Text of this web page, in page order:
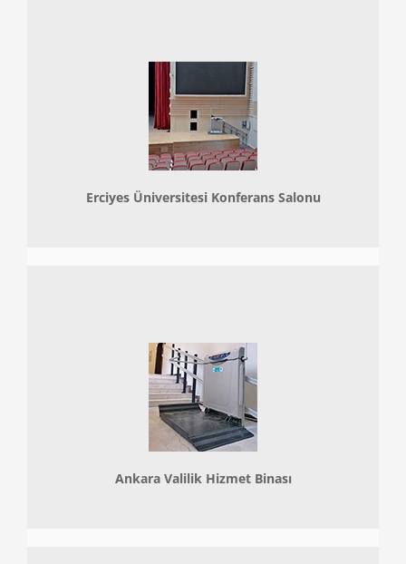
Erciyes Üniversitesi Konferans Salonu
Ankara Valilik Hizmet Binası